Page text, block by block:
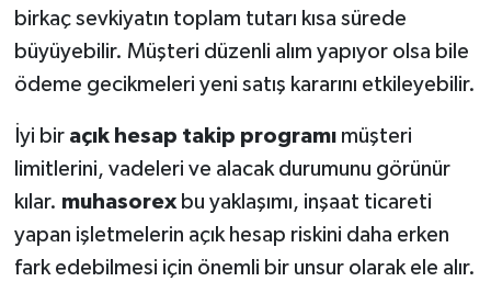
birkaç sevkiyatın toplam tutarı kısa sürede
büyüyebilir. Müşteri düzenli alım yapıyor olsa bile
ödeme gecikmeleri yeni satış kararını etkileyebilir.
İyi bir açık hesap takip programımüşteri
limitlerini, vadeleri ve alacak durumunu görünür
kılar. muhasorexbu yaklaşımı, inşaat ticareti
yapan işletmelerin açık hesap riskini daha erken
fark edebilmesi için önemli bir unsur olarak ele alır.